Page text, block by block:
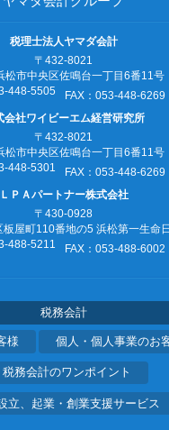
税理士法人ヤマダ会計
〒432-8021
松市中央区佐鳴台一丁目6番11号
FAX：053‐448‐6269
会社ワイビーエム経営研究所
〒432-8021
松市中央区佐鳴台一丁目6番11号
FAX：053‐448‐6269
ＬＰＡパートナー株式会社
〒430-0928
板屋町110番地の5 浜松第一生命
FAX：053‐488‐6002
税務会計
様 個人・個人事業のお
税務会計のワンポイント
立、起業・創業支援サービス